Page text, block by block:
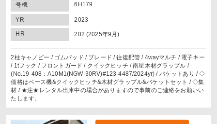
号機 6H179
YR 2023
HR 202 (2025年9月)
2柱キャノピー / ゴムパッド / ブレード / 往復配管 / 4wayマルチ / 電子キー
/ 1tフック / フロントガード / クイックヒッチ / 南星木材グラップル /
(No.19-408：A10M1(NGW-30RV)#123-4487/2024yr) / バケットあり / ◇
価格はベース機&クイックヒッチ&木材グラップル&バケットセット / ◇集
材 / ★注★レンタル出庫中の場合がありますので事前のご連絡をお願いい
たします。